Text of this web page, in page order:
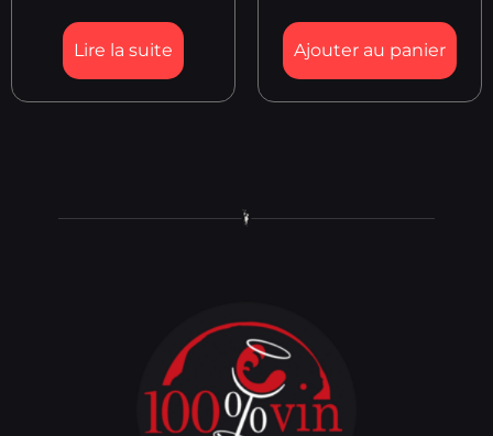
Lire la suite Ajouter au panier